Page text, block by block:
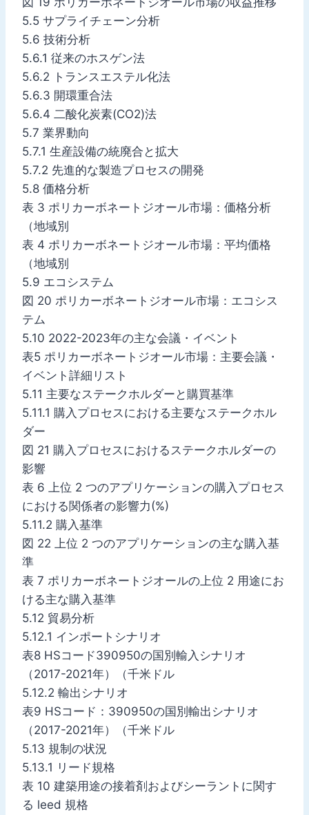
5.5 サプライチェーン分析
5.6 技術分析
5.6.1 従来のホスゲン法
5.6.2 トランスエステル化法
5.6.3 開環重合法
5.6.4 二酸化炭素(CO2)法
5.7 業界動向
5.7.1 生産設備の統廃合と拡大
5.7.2 先進的な製造プロセスの開発
5.8 価格分析
表 3 ポリカーボネートジオール市場：価格分析
（地域別
表 4 ポリカーボネートジオール市場：平均価格
（地域別
5.9 エコシステム
図 20 ポリカーボネートジオール市場：エコシス
テム
5.10 2022-2023年の主な会議・イベント
表5 ポリカーボネートジオール市場：主要会議・
イベント詳細リスト
5.11 主要なステークホルダーと購買基準
5.11.1 購入プロセスにおける主要なステークホル
ダー
図 21 購入プロセスにおけるステークホルダーの
影響
表 6 上位 2 つのアプリケーションの購入プロセス
における関係者の影響力(%)
5.11.2 購入基準
図 22 上位 2 つのアプリケーションの主な購入基
準
表 7 ポリカーボネートジオールの上位 2 用途にお
ける主な購入基準
5.12 貿易分析
5.12.1 インポートシナリオ
表8 HSコード390950の国別輸入シナリオ
（2017-2021年）（千米ドル
5.12.2 輸出シナリオ
表9 HSコード：390950の国別輸出シナリオ
（2017-2021年）（千米ドル
5.13 規制の状況
5.13.1 リード規格
表 10 建築用途の接着剤およびシーラントに関す
る leed 規格